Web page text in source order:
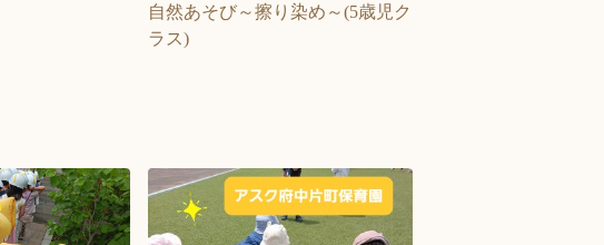
自然あそび～擦り染め～(5歳児ク
ラス)